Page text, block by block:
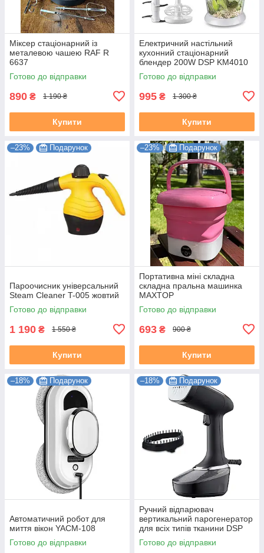
Міксер стаціонарний із
металевою чашею RAF R
6637
Готово до відправки
890 ₴ 1 190 ₴
Купити
Електричний настільний
кухонний стаціонарний
блендер 200W DSP KM4010
Готово до відправки
995 ₴ 1 300 ₴
Купити
–23% Подарунок
Пароочисник універсальний
Steam Cleaner T-005 жовтий
Готово до відправки
1 190 ₴ 1 550 ₴
Купити
–23% Подарунок
Портативна міні складна
складна пральна машинка
MAXTOP
Готово до відправки
693 ₴ 900 ₴
Купити
–18% Подарунок
Автоматичний робот для
миття вікон YACM-108
Готово до відправки
–18% Подарунок
Ручний відпарювач
вертикальний парогенератор
для всіх типів тканини DSP
KD-1165 1500 Вт 400 мл
Готово до відправки